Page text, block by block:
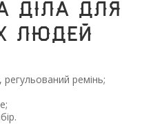
Діла для
людей
ремінь;